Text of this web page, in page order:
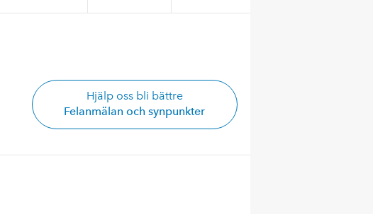
Hjälp oss bli bättre
Felanmälan och synpunkter